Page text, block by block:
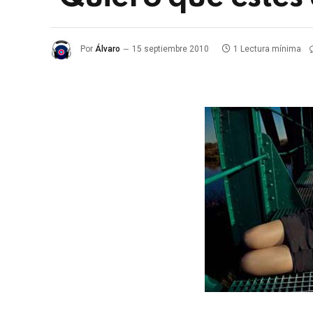
Por Álvaro 15 septiembre 2010 1 Lectura mínima